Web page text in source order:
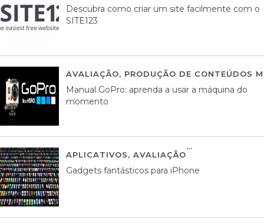
Descubra como criar um site facilmente com o
SITE123
AVALIAÇÃO, PRODUÇÃO DE CONTEÚDOS
Manual GoPro: aprenda a usar a máquina do
momento
APLICATIVOS, AVALIAÇÃO
Gadgets fantásticos para iPhone